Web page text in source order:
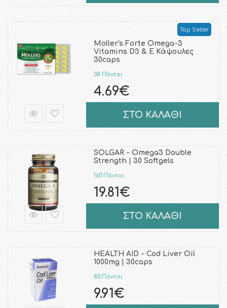
Top Seller
Moller's Forte Omega-3
Vitamins D3 & E Κάψουλες
30caps
38 Πόντοι
4.69€
ΣΤΟ ΚΑΛΑΘΙ
SOLGAR - Omega3 Double
Strength | 30 Softgels
160 Πόντοι
19.81€
ΣΤΟ ΚΑΛΑΘΙ
HEALTH AID - Cod Liver Oil
1000mg | 30caps
80 Πόντοι
9.91€